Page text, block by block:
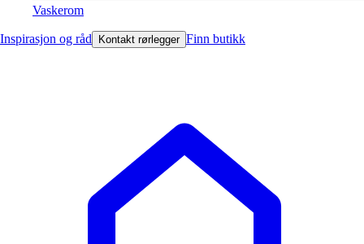
Vaskerom
Inspirasjon og råd Kontakt rørlegger Finn butikk